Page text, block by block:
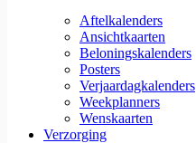
Aftelkalenders
Ansichtkaarten
Beloningskalenders
Posters
Verjaardagkalenders
Weekplanners
Wenskaarten
Verzorging